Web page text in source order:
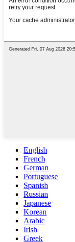
English
French
German
Portuguese
Spanish
Russian
Japanese
Korean
Arabic
Irish
Greek